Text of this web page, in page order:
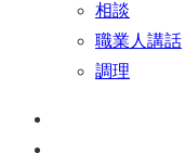
相談
職業人講話
調理